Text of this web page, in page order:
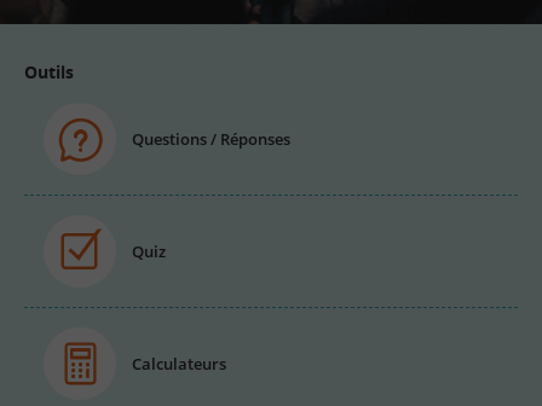
Outils
Questions / Réponses
Quiz
Calculateurs